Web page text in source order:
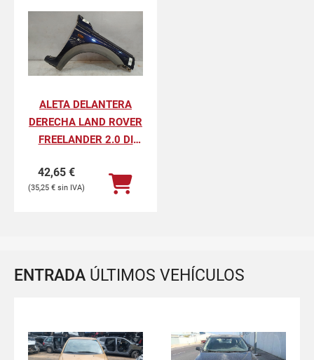
ALETA DELANTERA
DERECHA LAND ROVER
FREELANDER 2.0 DI
42,65 €
35,25 €
ENTRADA ÚLTIMOS VEHÍCULOS